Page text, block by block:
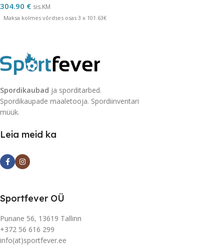
304.90 € sis.KM
Maksa kolmes võrdses osas 3 x 101.63€
Spordikaubad ja sporditarbed.
Spordikaupade maaletooja. Spordiinventari
müük.
Leia meid ka
Sportfever OÜ
Punane 56, 13619 Tallinn
+372 56 616 299
info(at)sportfever.ee